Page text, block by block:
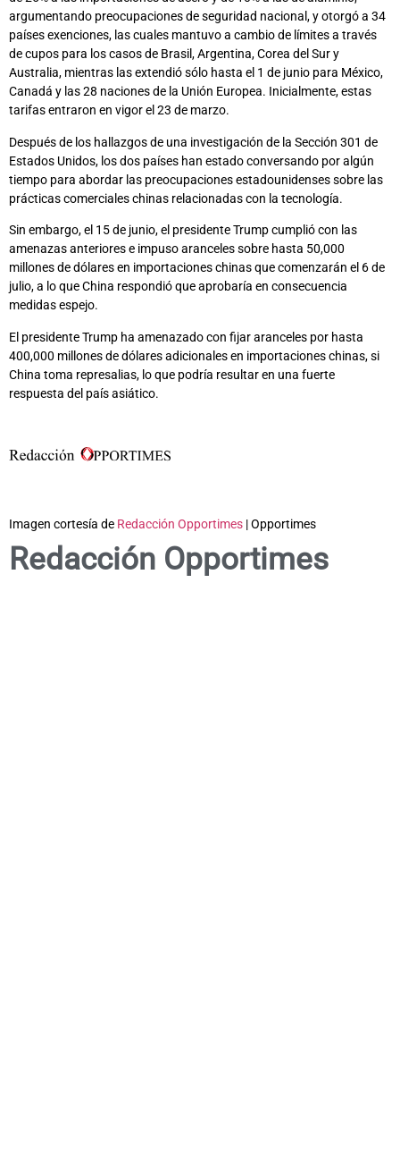
argumentando preocupaciones de seguridad nacional, y otorgó a 34
países exenciones, las cuales mantuvo a cambio de límites a través
de cupos para los casos de Brasil, Argentina, Corea del Sur y
Australia, mientras las extendió sólo hasta el 1 de junio para México,
Canadá y las 28 naciones de la Unión Europea. Inicialmente, estas
tarifas entraron en vigor el 23 de marzo.
Después de los hallazgos de una investigación de la Sección 301 de
Estados Unidos, los dos países han estado conversando por algún
tiempo para abordar las preocupaciones estadounidenses sobre las
prácticas comerciales chinas relacionadas con la tecnología.
Sin embargo, el 15 de junio, el presidente Trump cumplió con las
amenazas anteriores e impuso aranceles sobre hasta 50,000
millones de dólares en importaciones chinas que comenzarán el 6 de
julio, a lo que China respondió que aprobaría en consecuencia
medidas espejo.
El presidente Trump ha amenazado con fijar aranceles por hasta
400,000 millones de dólares adicionales en importaciones chinas, si
China toma represalias, lo que podría resultar en una fuerte
respuesta del país asiático.
Imagen cortesía de Redacción Opportimes | Opportimes
Redacción Opportimes